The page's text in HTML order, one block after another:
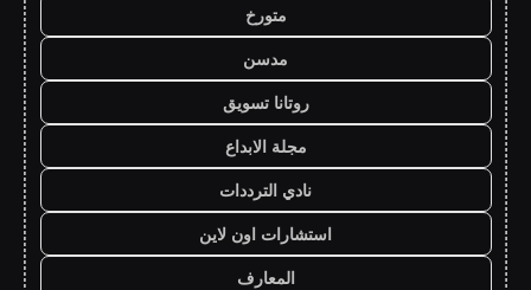
متورخ
مدسن
روتانا تسويق
مجلة الابداع
نادي الترددات
استشارات اون لاين
المعارف